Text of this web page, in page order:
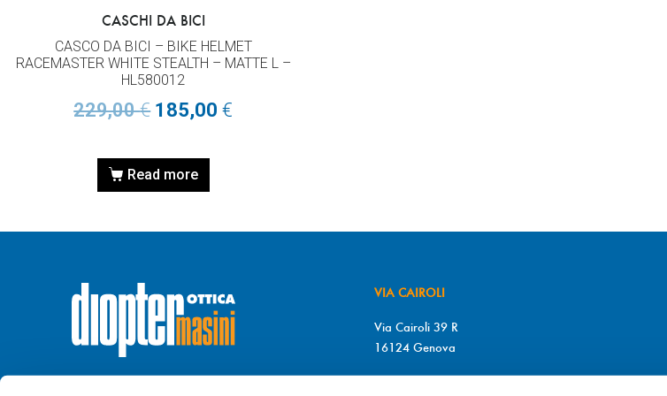
CASCHI DA BICI
CASCO DA BICI – BIKE HELMET
RACEMASTER WHITE STEALTH – MATTE L –
HL580012
229,00€ 185,00€
Read more
VIA CAIROLI
Via Cairoli 39 R
16124 Genova